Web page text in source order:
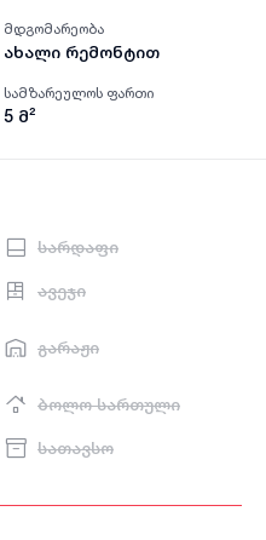
მდგომარეობა
ახალი რემონტით
სამზარეულოს ფართი
5 მ²
სარდაფი
ავეჯი
გარაჟი
ბოლო სართული
სათავსო